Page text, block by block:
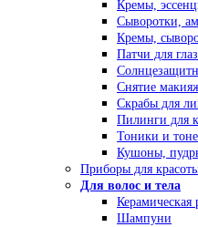
Кремы,
Сыворотки,
Кремы,
Патчи для глаз
Снятие
Скрабы для
Пилинги для
Тоники и
Кушоны,
Приборы для
Для волос и тела
Керамическая
Шампуни